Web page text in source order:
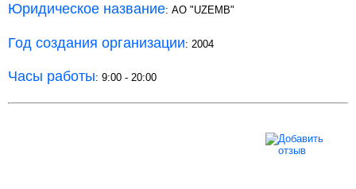
Юридическое название: АО "UZEMB"
Год создания организации: 2004
Часы работы: 9:00 - 20:00